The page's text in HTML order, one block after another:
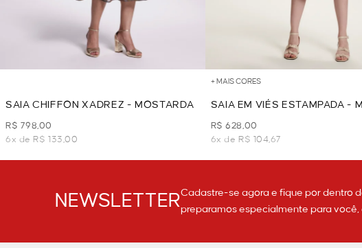
SAIA CHIFFON XADREZ - MOSTARDA
R$ 798,00
6x de R$ 133,00
+ MAIS CORES
SAIA EM VIÉS ESTAMPADA -
R$ 628,00
6x de R$ 104,67
NEWSLETTERCadastre-se agora e fique por dentro
preparamos especialmente para você,